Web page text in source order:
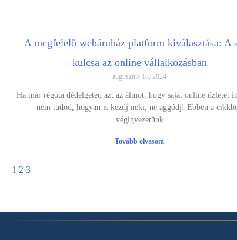
A megfelelő webáruház platform kiválasztása: A
kulcsa az online vállalkozásban
augusztus 18, 2024
Ha már régóta dédelgeted azt az álmot, hogy saját online üzletet
nem tudod, hogyan is kezdj neki, ne aggódj! Ebben a
végigvezetünk
Tovább olvasom
1 2 3